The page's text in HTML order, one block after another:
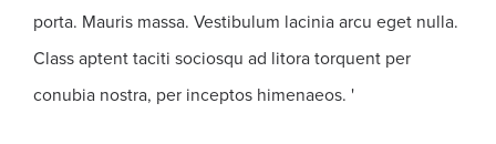
porta. Mauris massa. Vestibulum lacinia arcu eget nulla.
Class aptent taciti sociosqu ad litora torquent per
conubia nostra, per inceptos himenaeos. '